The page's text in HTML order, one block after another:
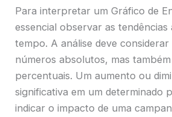
Para interpretar um Gráfico de
essencial observar as tendências
tempo. A análise deve
números absolutos, mas
percentuais. Um aumento ou
significativa em um determinado
indicar o impacto de uma